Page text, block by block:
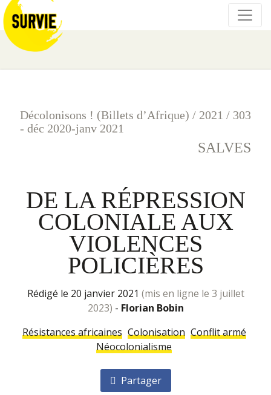
Décolonisons ! (Billets d’Afrique) / 2021 / 303
- déc 2020-janv 2021
SALVES
DE LA RÉPRESSION
COLONIALE AUX
VIOLENCES
POLICIÈRES
rédigé le 20 janvier 2021 (mis en ligne le 3 juillet
2023) - Florian Bobin
Résistances africaines Colonisation Conflit armé
Néocolonialisme
Partager